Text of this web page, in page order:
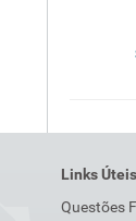
Links Úteis
Questões